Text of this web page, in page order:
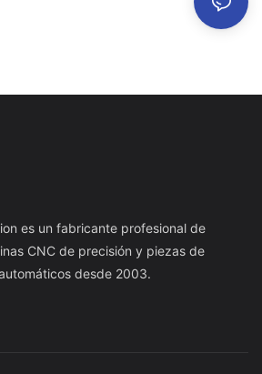
es un fabricante profesional de
CNC de precisión y piezas de
desde 2003.